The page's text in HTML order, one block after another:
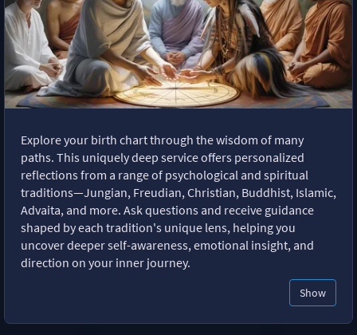
Explore your birth chart through the wisdom of many
paths. This uniquely deep service offers personalized
reflections from a range of psychological and spiritual
traditions—Jungian, Freudian, Christian, Buddhist, Islamic,
Advaita, and more. Ask questions and receive guidance
shaped by each tradition's unique lens, helping you
uncover deeper self-awareness, emotional insight, and
direction on your inner journey.
Show